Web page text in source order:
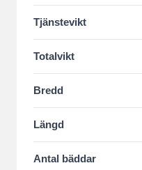
Tjänstevikt
Totalvikt
Bredd
Längd
Antal bäddar